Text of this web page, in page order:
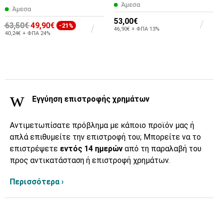
Άμεσα
63,50€ 49,90€ -21%
40,24€ + ΦΠΑ 24%
Άμεσα
53,00€
46,90€ + ΦΠΑ 13%
Εγγύηση επιστροφής χρημάτων
Αντιμετωπίσατε πρόβλημα με κάποιο προϊόν μας ή
απλά επιθυμείτε την επιστροφή του; Μπορείτε να το
επιστρέψετε εντός 14 ημερών από τη παραλαβή του
προς αντικατάσταση ή επιστροφή χρημάτων.
Περισσότερα ›